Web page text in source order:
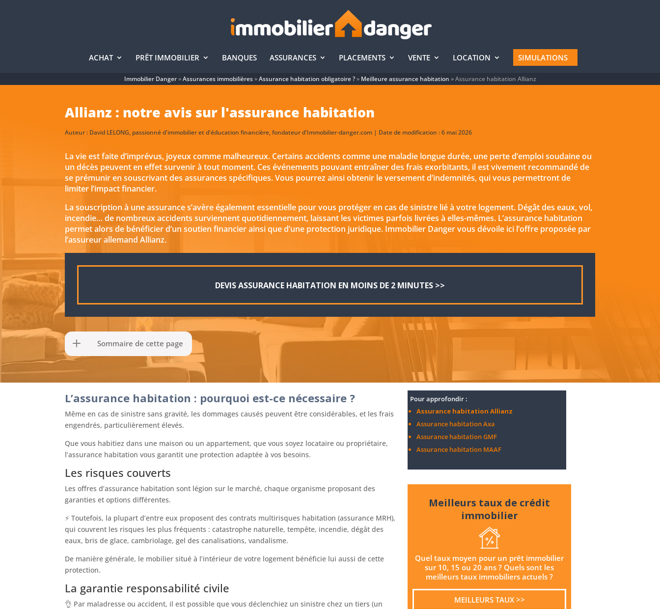
ACHAT PRÊT IMMOBILIER BANQUES ASSURANCES PLACEMENTS VENTE LOCATION SIMULATIONS
Immobilier Danger»Assurances immobilières»Assurance habitation obligatoire ?» Meilleure assurance habitation »Assurance habitation Allianz
Allianz : notre avis sur l'assurance habitation
Auteur : David LELONG, passionné d'immobilier et d'éducation financière, fondateur d'Immobilier-danger.com | Date de modification : 6 mai 2026
La vie est faite d’imprévus, joyeux comme malheureux. Certains accidents comme une maladie longue durée, une perte d’emploi soudaine ou
un décès peuvent en effet survenir à tout moment. Ces événements pouvant entraîner des frais exorbitants, il est vivement recommandé de
se prémunir en souscrivant des assurances spécifiques. Vous pourrez ainsi obtenir le versement d’indemnités, qui vous permettront de
limiter l’impact financier.
La souscription à une assurance s’avère également essentielle pour vous protéger en cas de sinistre lié à votre logement. Dégât des eaux, vol,
incendie… de nombreux accidents surviennent quotidiennement, laissant les victimes parfois livrées à elles-mêmes. L’assurance habitation
permet alors de bénéficier d’un soutien financier ainsi que d’une protection juridique. Immobilier Danger vous dévoile ici l’offre proposée par
l’assureur allemand Allianz.
DEVIS ASSURANCE HABITATION EN MOINS DE 2 MINUTES >>
Sommaire de cette page
L’assurance habitation : pourquoi est-ce nécessaire ?
Même en cas de sinistre sans gravité, les dommages causés peuvent être considérables, et les frais
engendrés, particulièrement élevés.
Que vous habitiez dans une maison ou un appartement, que vous soyez locataire ou propriétaire,
l’assurance habitation vous garantit une protection adaptée à vos besoins.
Les risques couverts
Les offres d’assurance habitation sont légion sur le marché, chaque organisme proposant des
garanties et options différentes.
⚡ Toutefois, la plupart d’entre eux proposent des contrats multirisques habitation (assurance MRH),
qui couvrent les risques les plus fréquents : catastrophe naturelle, tempête, incendie, dégât des
eaux, bris de glace, cambriolage, gel des canalisations, vandalisme.
De manière générale, le mobilier situé à l’intérieur de votre logement bénéficie lui aussi de cette
protection.
La garantie responsabilité civile
👌 Par maladresse ou accident, il est possible que vous déclenchiez un sinistre chez un tiers (un
Pour approfondir :
Assurance habitation Allianz
Assurance habitation Axa
Assurance habitation GMF
Assurance habitation MAAF
Meilleurs taux de crédit
immobilier
Quel taux moyen pour un prêt immobilier
sur 10, 15 ou 20 ans ? Quels sont les
meilleurs taux immobiliers actuels ?
MEILLEURS TAUX >>